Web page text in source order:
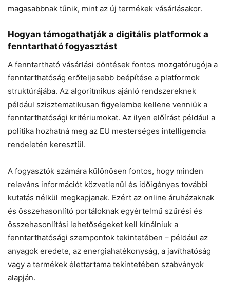
magasabbnak tűnik, mint az új termékek vásárlásakor.
Hogyan támogathatják a digitális platformok a
fenntartható fogyasztást
A fenntartható vásárlási döntések fontos mozgatórugója a
fenntarthatóság erőteljesebb beépítése a platformok
struktúrájába. Az algoritmikus ajánló rendszereknek
például szisztematikusan figyelembe kellene venniük a
fenntarthatósági kritériumokat. Az ilyen előírást például a
politika hozhatná meg az EU mesterséges intelligencia
rendeletén keresztül.
A fogyasztók számára különösen fontos, hogy minden
releváns információt közvetlenül és időigényes további
kutatás nélkül megkapjanak. Ezért az online áruházaknak
és összehasonlító portáloknak egyértelmű szűrési és
összehasonlítási lehetőségeket kell kínálniuk a
fenntarthatósági szempontok tekintetében – például az
anyagok eredete, az energiahatékonyság, a javíthatóság
vagy a termékek élettartama tekintetében szabványok
alapján.